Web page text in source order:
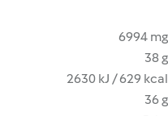
6994 mg
38 g
2630 kJ / 629 kcal
36 g